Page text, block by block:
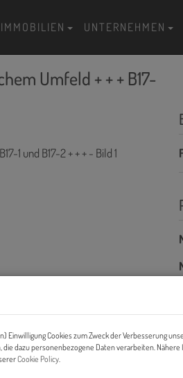
IMMOBILIEN UNTERNEHMEN
Umfeld + + + B17-
Cookies zum Zweck der Verbesserung
dazu personenbezogene Daten verarbeiten.
Cookie Policy.